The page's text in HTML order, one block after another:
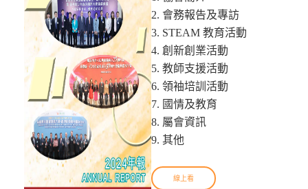
2. 會務報告及專訪
3. STEAM 教育活動
4. 創新創業活動
5. 教師支援活動
6. 領袖培訓活動
7. 國情及教育
8. 屬會資訊
9. 其他
線上看